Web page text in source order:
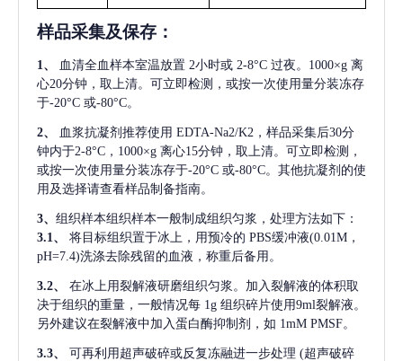
样品采集及保存 ：
1、 血清全血样本室温放置 2小时或 2-8°C 过夜。1000×g 离
心20分钟，取上清。可立即检测，或按一次使用量分装冻存
于-20°C 或-80°C。
2、 血浆抗凝剂推荐使用 EDTA-Na2/K2，样品采集后30分
钟内于2-8°C，1000×g 离心15分钟，取上清。可立即检测，
或按一次使用量分装冻存于-20°C 或-80°C。其他抗凝剂的使
用及选择请查看样品制备指南。
3、 组织样本组织样本一般制成组织匀浆，处理方法如下：
3.1、
将目标组织置于冰上，用预冷的 PBS缓冲液(0.01M，
pH=7.4)洗涤去除残留的血液，称重后备用。
3.2、
在冰上用裂解液研磨组织匀浆。加入裂解液的体积取
决于组织的重量，一般情况每 1g 组织碎片使用9ml裂解液。
另外建议在裂解液中加入蛋白酶抑制剂，如 1mM PMSF。
3.3、 可再利用超声破碎或反复冻融进一步处理 (超声破碎